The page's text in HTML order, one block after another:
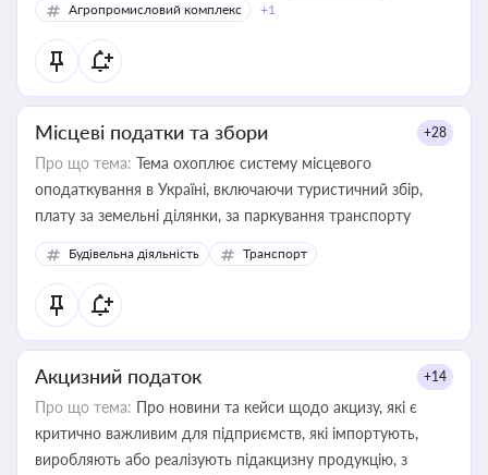
Агропромисловий комплекс
+1
Місцеві податки та збори +28
Про що тема: Тема охоплює систему місцевого
оподаткування в Україні, включаючи туристичний збір,
плату за земельні ділянки, за паркування транспорту
Будівельна діяльність Транспорт
Акцизний податок +14
Про що тема: Про новини та кейси щодо акцизу, які є
критично важливим для підприємств, які імпортують,
виробляють або реалізують підакцизну продукцію, з